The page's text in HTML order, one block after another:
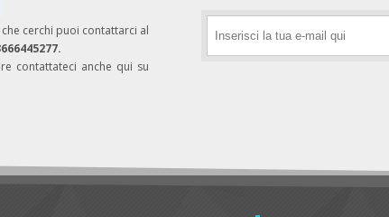
cerchi puoi contattarci al
contattateci anche qui su